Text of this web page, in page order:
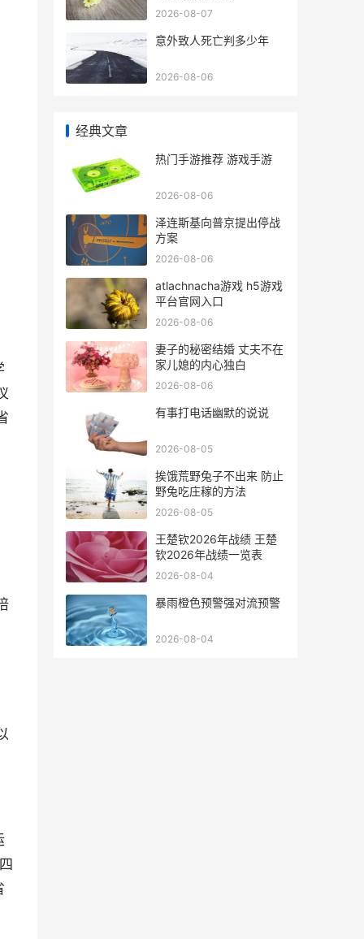
2026-08-07
意外致人死亡判多少年
2026-08-06
经典文章
热门手游推荐 游戏手游
2026-08-06
泽连斯基向普京提出停战
方案
2026-08-06
atlachnacha游戏 h5游戏
平台官网入口
2026-08-06
妻子的秘密结婚 丈夫不在
家儿媳的内心独白
2026-08-06
有事打电话幽默的说说
2026-08-05
挨饿荒野兔子不出来 防止
野兔吃庄稼的方法
2026-08-05
王楚钦2026年战绩 王楚
钦2026年战绩一览表
2026-08-04
暴雨橙色预警强对流预警
2026-08-04